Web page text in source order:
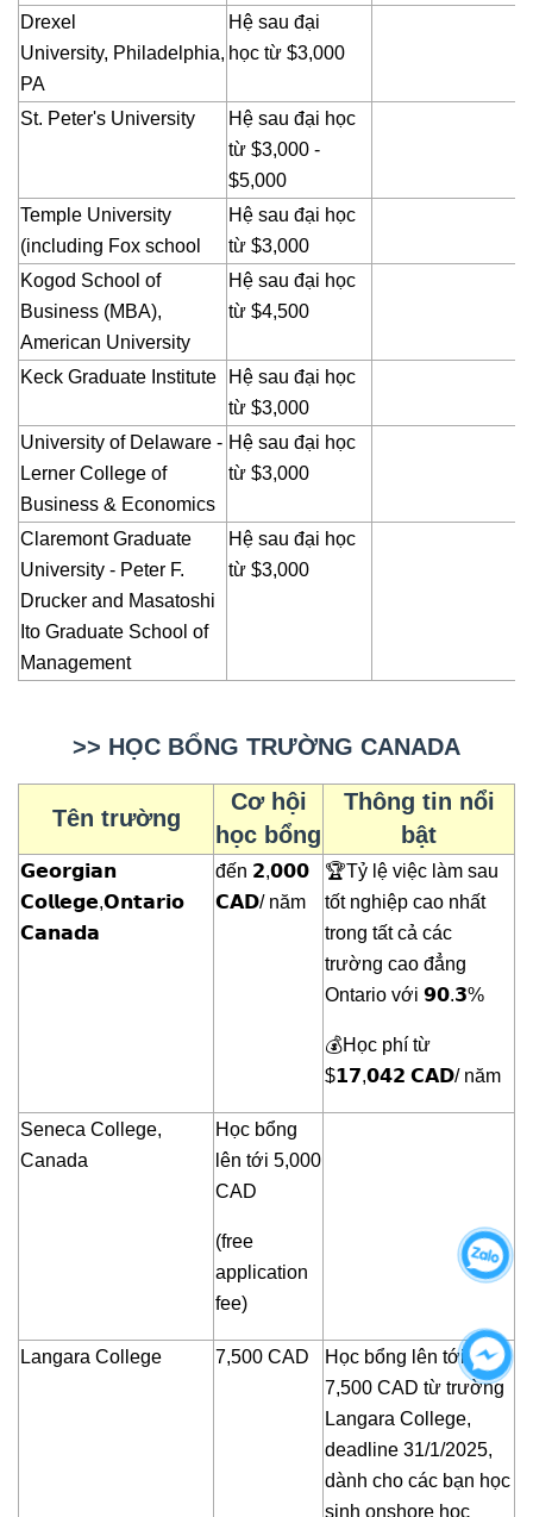
Drexel
University, Philadelphia,
PA
Hệ sau đại
học từ $3,000
St. Peter's University
Hệ sau đại học
từ $3,000 -
$5,000
Temple University
(including Fox school
Hệ sau đại học
từ $3,000
Kogod School of
Business (MBA),
American University
Hệ sau đại học
từ $4,500
Keck Graduate Institute
Hệ sau đại học
từ $3,000
University of Delaware -
Lerner College of
Business & Economics
Hệ sau đại học
từ $3,000
Claremont Graduate
University - Peter F.
Drucker and Masatoshi
Ito Graduate School of
Management
Hệ sau đại học
từ $3,000
>> HỌC BỔNG TRƯỜNG CANADA
Tên trường
Cơ hội
học bổng
Thông tin nổi
bật
𝗚𝗲𝗼𝗿𝗴𝗶𝗮𝗻
𝗖𝗼𝗹𝗹𝗲𝗴𝗲,𝗢𝗻𝘁𝗮𝗿𝗶𝗼
𝗖𝗮𝗻𝗮𝗱𝗮
đến 𝟮,𝟬𝟬𝟬
𝗖𝗔𝗗/ năm
🏆Tỷ lệ việc làm sau
tốt nghiệp cao nhất
trong tất cả các
trường cao đẳng
Ontario với 𝟵𝟬.𝟯%
💰Học phí từ
$𝟭𝟳,𝟬𝟰𝟮 𝗖𝗔𝗗/ năm
Seneca College,
Canada
Học bổng
lên tới 5,000
CAD
(free
application
fee)
Langara College 7,500 CAD
Học bổng lên tới
7,500 CAD từ trường
Langara College,
deadline 31/1/2025,
dành cho các bạn học
sinh onshore học